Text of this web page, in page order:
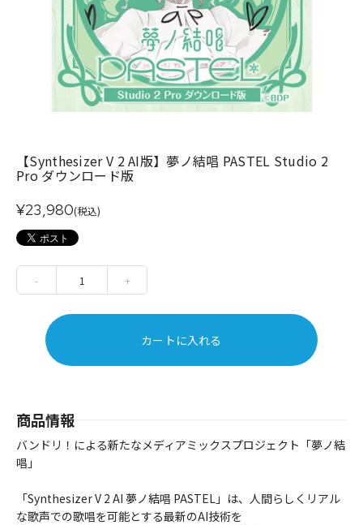
【Synthesizer V 2 AI版】夢ノ結唱 PASTEL Studio 2
Pro ダウンロード版
¥23,980(税込)
- 1 +
カートに入れる
商品情報
バンドリ！による新たなメディアミックスプロジェクト「夢ノ結
唱」
「Synthesizer V 2 AI 夢ノ結唱 PASTEL」は、人間らしくリアル
な歌声での歌唱を可能とする最新のAI技術を